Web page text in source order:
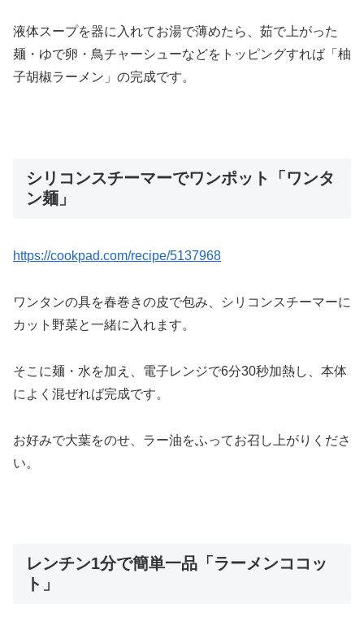
液体スープを器に入れてお湯で薄めたら、茹で上がった
麺・ゆで卵・鳥チャーシューなどをトッピングすれば「柚
子胡椒ラーメン」の完成です。
シリコンスチーマーでワンポット「ワンタ
ン麺」
https://cookpad.com/recipe/5137968
ワンタンの具を春巻きの皮で包み、シリコンスチーマーに
カット野菜と一緒に入れます。
そこに麺・水を加え、電子レンジで6分30秒加熱し、本体
によく混ぜれば完成です。
お好みで大葉をのせ、ラー油をふってお召し上がりくださ
い。
レンチン1分で簡単一品「ラーメンココッ
ト」